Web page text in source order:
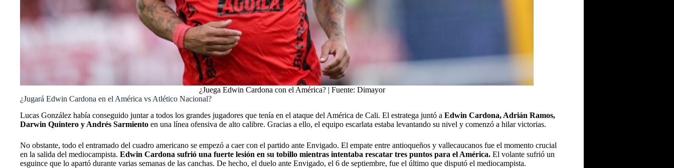
¿Juega Edwin Cardona con el América? | Fuente: Dimayor
¿Jugará Edwin Cardona en el América vs Atlético Nacional?
Lucas González había conseguido juntar a todos los grandes jugadores que tenía en el ataque del América de Cali. El estratega juntó a Edwin Cardona, Adrián Ramos,
Darwin Quintero y Andrés Sarmiento en una línea ofensiva de alto calibre. Gracias a ello, el equipo escarlata estaba levantando su nivel y comenzó a hilar victorias.
No obstante, todo el entramado del cuadro americano se empezó a caer con el partido ante Envigado. El empate entre antioqueños y vallecaucanos fue el momento crucial
en la salida del mediocampista. Edwin Cardona sufrió una fuerte lesión en su tobillo mientras intentaba rescatar tres puntos para el América. El volante sufrió un
esguince que lo apartó durante varias semanas de las canchas. De hecho, el duelo ante Envigado, el 6 de septiembre, fue el último que disputó el mediocampista.